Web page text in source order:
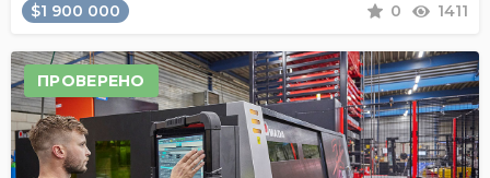
$1 900 000 0 1411
ПРОВЕРЕНО